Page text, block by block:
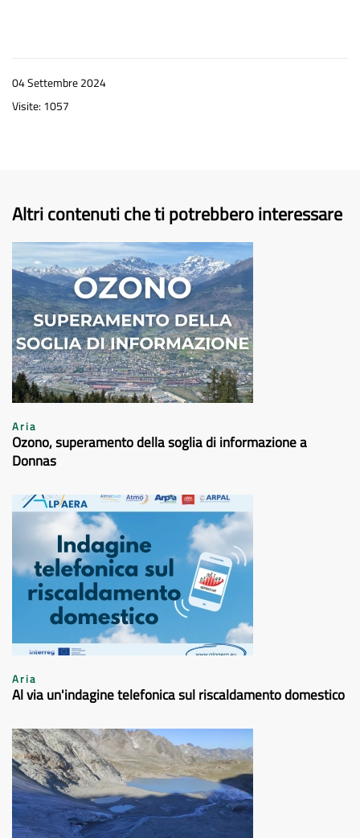
04 Settembre 2024
Visite: 1057
Altri contenuti che ti potrebbero interessare
Aria
Ozono, superamento della soglia di informazione a
Donnas
Aria
Al via un'indagine telefonica sul riscaldamento domestico